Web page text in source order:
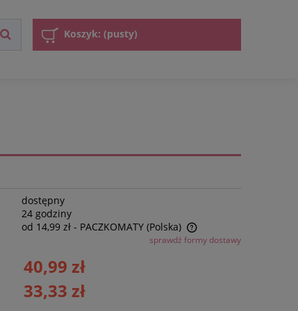
Koszyk: (pusty)
dostępny
24 godziny
od 14,99 zł - PACZKOMATY(Polska)
Cena nie zawiera ewentualnych kosztów
płatności
sprawdź formy dostawy
40,99 zł
33,33 zł